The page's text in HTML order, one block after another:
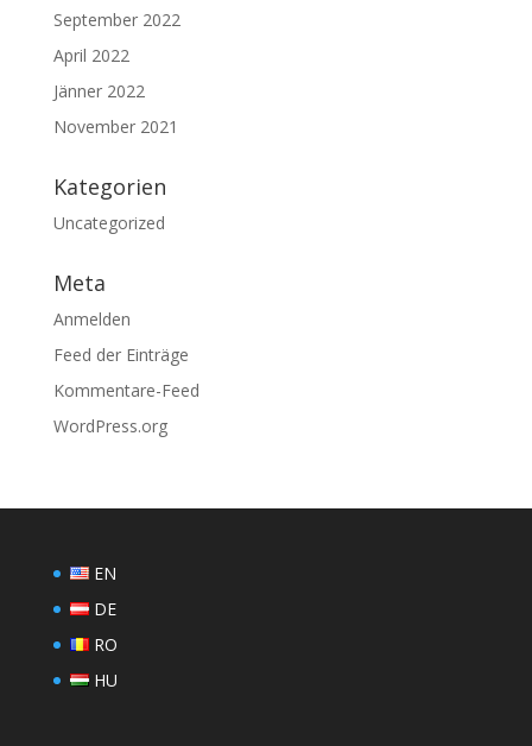
September 2022
April 2022
Jänner 2022
November 2021
Kategorien
Uncategorized
Meta
Anmelden
Feed der Einträge
Kommentare-Feed
WordPress.org
EN
DE
RO
HU